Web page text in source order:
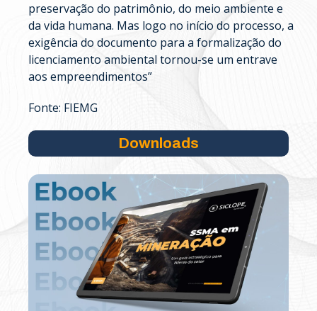
preservação do patrimônio, do meio ambiente e
da vida humana. Mas logo no início do processo, a
exigência do documento para a formalização do
licenciamento ambiental tornou-se um entrave
aos empreendimentos”
Fonte: FIEMG
Downloads